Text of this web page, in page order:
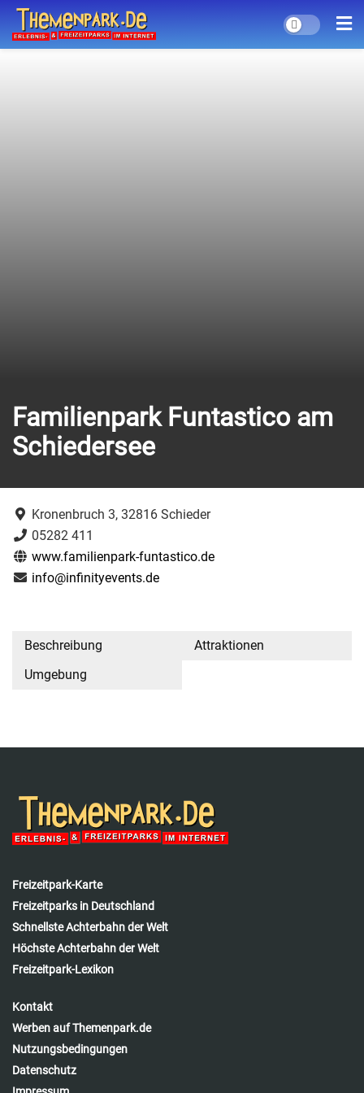
Familienpark Funtastico am
Schiedersee
Kronenbruch 3, 32816 Schieder
05282 411
www.familienpark-funtastico.de
info@infinityevents.de
Beschreibung
Attraktionen
Umgebung
Freizeitpark-Karte
Freizeitparks in Deutschland
Schnellste Achterbahn der Welt
Höchste Achterbahn der Welt
Freizeitpark-Lexikon
Kontakt
Werben auf Themenpark.de
Nutzungsbedingungen
Datenschutz